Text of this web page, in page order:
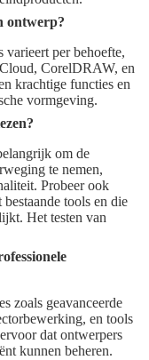
ontwerp?
varieert per behoefte,
CorelDRAW, en
krachtige functies en
vormgeving.
om de
te nemen,
Probeer ook
tools en die
Het testen van
zoals geavanceerde
en tools
dat ontwerpers
kunnen beheren.